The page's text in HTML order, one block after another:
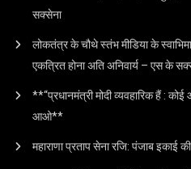
सक्सेना
लोकतंत्र के चौथे स्तंभ मीडिया के
एकत्रित होना अति अनिवार्य – एस के
**“प्रधानमंत्री मोदी व्यवहारिक हैं :
आओ**
महाराणा प्रताप सेना रजि: पंजाब इकाई